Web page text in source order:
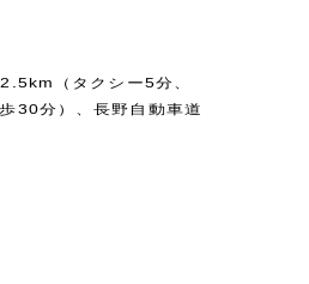
（タクシー5分、
30分）、長野自動車道